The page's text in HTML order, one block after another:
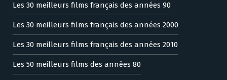
Les 30 meilleurs films français des années 90
Les 30 meilleurs films français des années 2000
Les 30 meilleurs films français des années 2010
Les 50 meilleurs films des années 80